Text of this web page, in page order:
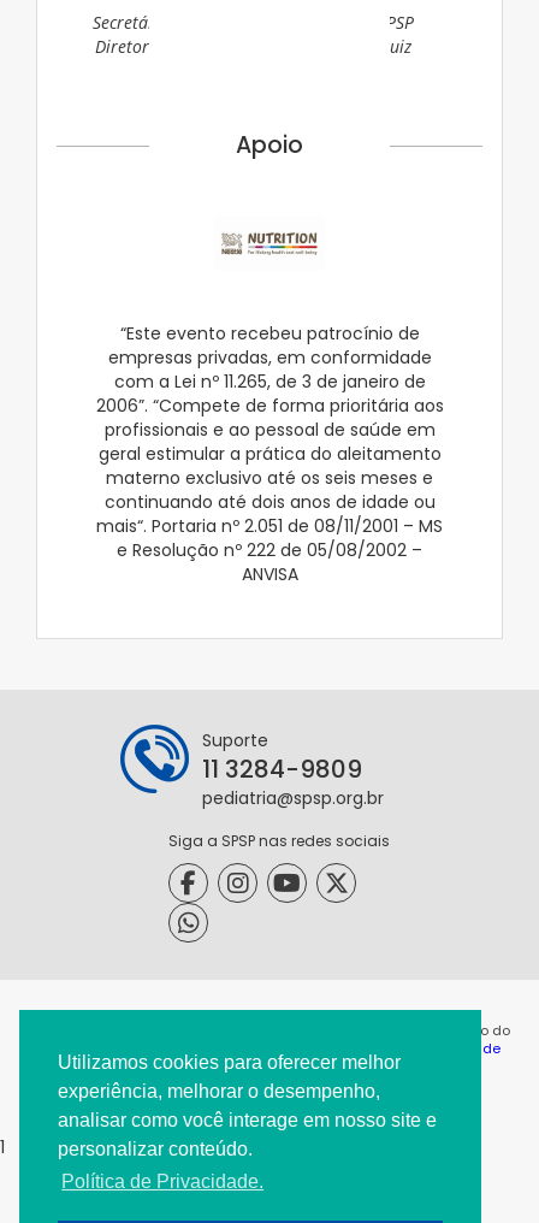
Utilizamos cookies para oferecer melhor
experiência, melhorar o desempenho,
analisar como você interage em nosso site e
personalizar conteúdo.
Política de Privacidade.
Secretária do DC de Neonatologia da SPSP
Diretora Médica da Maternidade São Luiz
Apoio
“Este evento recebeu patrocínio de
empresas privadas, em conformidade
com a Lei nº 11.265, de 3 de janeiro de
2006”. “Compete de forma prioritária aos
profissionais e ao pessoal de saúde em
geral estimular a prática do aleitamento
materno exclusivo até os seis meses e
continuando até dois anos de idade ou
mais“. Portaria nº 2.051 de 08/11/2001 – MS
e Resolução nº 222 de 05/08/2002 –
ANVISA
Suporte
11 3284-9809
pediatria@spsp.org.br
Siga a SPSP nas redes sociais
@2021 - Todos os direitos reservados. É permitida a reprodução do
Política de
Privacidade|
1